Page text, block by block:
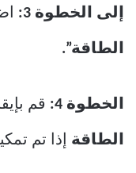
إلى الخطوة 3:
الطاقة”.
الخطوة 4: قم
الطاقة إذا تم